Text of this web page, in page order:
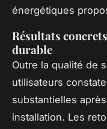
énergétiques
Résultats
durable
Outre la qualité de
utilisateurs
substantielles
installation. Les